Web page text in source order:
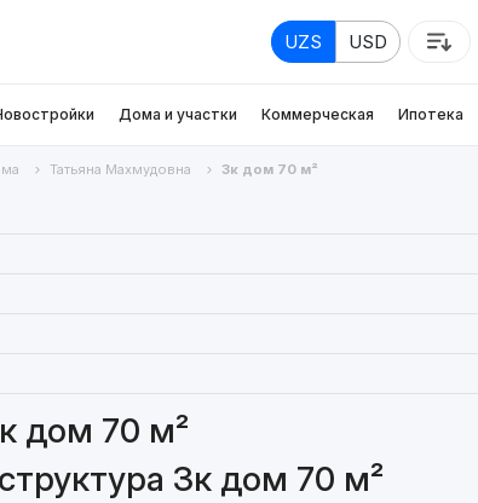
UZS USD
Дома и участки Коммерческая Ипотека
Татьяна Махмудовна 3к дом 70 м²
дом 70 м²
3к дом 70 м²